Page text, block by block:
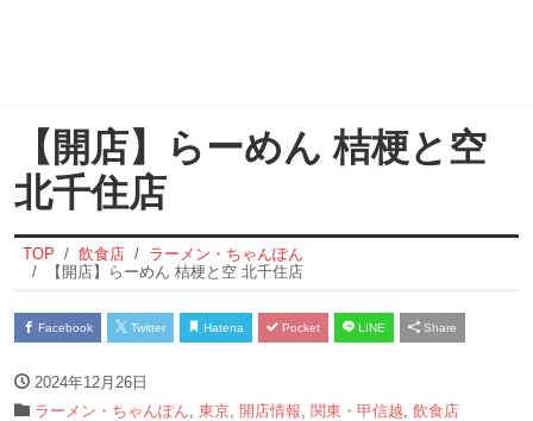
【開店】らーめん 桔梗と空
北千住店
TOP 飲食店
ラーメン・ちゃんぽん
【開店】らーめん 桔梗と空 北千住店
Facebook Twitter Hatena Pocket LINE Share
2024年12月26日
ラーメン・ちゃんぽん 東京 開店情報 関東・甲信越 飲食店